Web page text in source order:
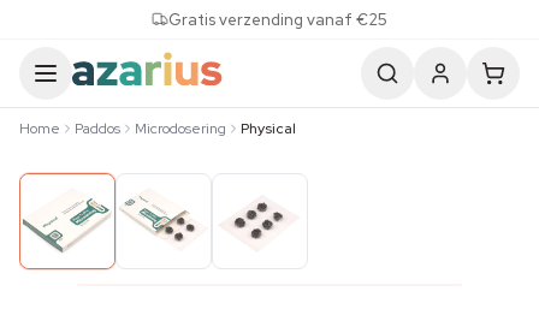
Gratis verzending vanaf €25
Home Paddos Microdosering Physical